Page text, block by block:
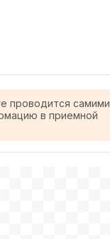
проводится самими
в приемной